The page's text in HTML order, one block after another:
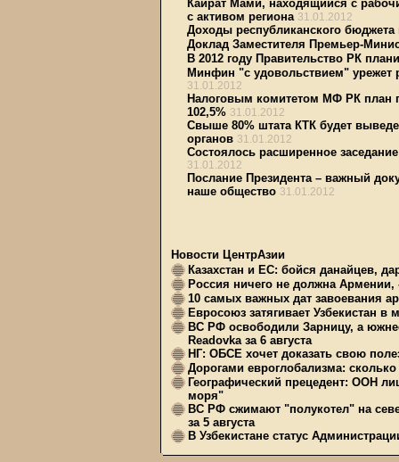
Кайрат Мами, находящийся с
с активом региона 31.01.2012
Доходы республиканского
Доклад Заместителя Премьер-
В 2012 году Правительство РК
Минфин "с удовольствием" урежет
31.01.2012
Налоговым комитетом МФ РК план
102,5% 31.01.2012
Свыше 80% штата КТК будет
органов 31.01.2012
Состоялось расширенное
31.01.2012
Послание Президента – важный
наше общество 31.01.2012
Новости ЦентрАзии
Казахстан и ЕС: бойся данайцев,
Россия ничего не должна Армении,
10 самых важных дат завоевания
Евросоюз затягивает Узбекистан
ВС РФ освободили Зарницу, а
Readovka за 6 августа
НГ: ОБСЕ хочет доказать свою
Дорогами евроглобализма:
Географический прецедент: ООН
моря"
ВС РФ сжимают "полукотел" на
за 5 августа
В Узбекистане статус